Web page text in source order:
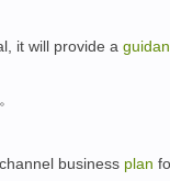
, it will provide a
channel business plan